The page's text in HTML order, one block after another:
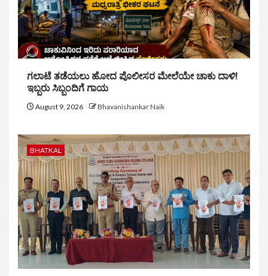
ಗಲಾಟೆ ತಡೆಯಲು ಹೋದ ಪೊಲೀಸರ ಮೇಲೆಯೇ ಚಾಕು ದಾಳಿ!
ಇಬ್ಬರು ಸಿಬ್ಬಂದಿಗೆ ಗಾಯ
August 9, 2026 Bhavanishankar Naik
BHATKAL